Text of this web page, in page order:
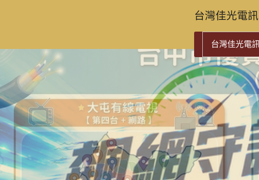
台灣佳光電
台灣佳光電